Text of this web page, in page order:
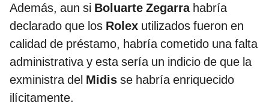
Además, aun si Boluarte Zegarrahabría
declarado que los Rolex utilizados fueron en
calidad de préstamo, habría cometido una falta
administrativa y esta sería un indicio de que la
exministra del Midis se habría enriquecido
ilícitamente.